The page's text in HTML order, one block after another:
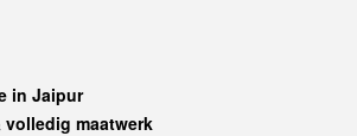
in Jaipur
volledig maatwerk